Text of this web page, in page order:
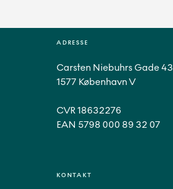
ADRESSE
Carsten Niebuhrs Gade 43
1577 København V
CVR 18632276
EAN 5798 000 89 32 07
KONTAKT